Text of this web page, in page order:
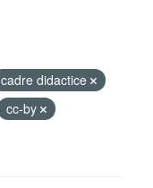
cadre didactice
cc-by